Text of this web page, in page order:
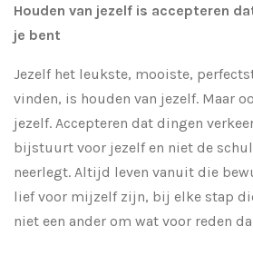
Houden van jezelf is accepteren
je bent
Jezelf het leukste, mooiste,
vinden, is houden van jezelf. Maar
jezelf. Accepteren dat dingen
bijstuurt voor jezelf en niet de
neerlegt. Altijd leven vanuit die
lief voor mijzelf zijn, bij elke stap
niet een ander om wat voor reden